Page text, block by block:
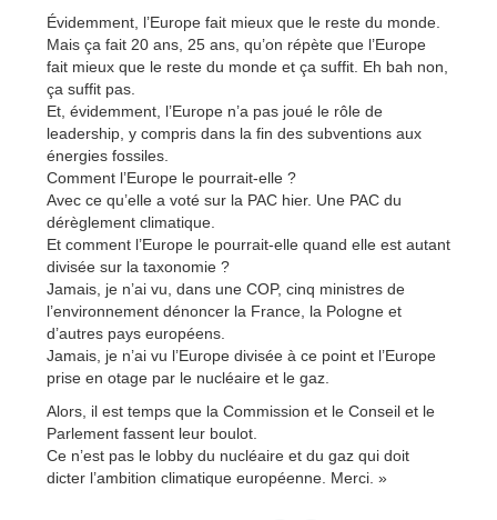
Évidemment, l’Europe fait mieux que le reste du monde.
Mais ça fait 20 ans, 25 ans, qu’on répète que l’Europe
fait mieux que le reste du monde et ça suffit. Eh bah non,
ça suffit pas.
Et, évidemment, l’Europe n’a pas joué le rôle de
leadership, y compris dans la fin des subventions aux
énergies fossiles.
Comment l’Europe le pourrait-elle ?
Avec ce qu’elle a voté sur la PAC hier. Une PAC du
dérèglement climatique.
Et comment l’Europe le pourrait-elle quand elle est autant
divisée sur la taxonomie ?
Jamais, je n’ai vu, dans une COP, cinq ministres de
l’environnement dénoncer la France, la Pologne et
d’autres pays européens.
Jamais, je n’ai vu l’Europe divisée à ce point et l’Europe
prise en otage par le nucléaire et le gaz.
Alors, il est temps que la Commission et le Conseil et le
Parlement fassent leur boulot.
Ce n’est pas le lobby du nucléaire et du gaz qui doit
dicter l’ambition climatique européenne. Merci. »